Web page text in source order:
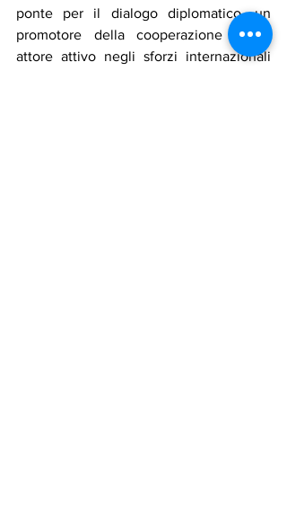
ponte per il dialogo diplomatico, un
promotore della cooperazione e un
attore attivo negli sforzi internazionali